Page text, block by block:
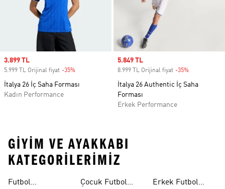
Sale price
3.899 TL
5.999 TL Orijinal fiyat -35%
İtalya 26 İç Saha Forması
Kadın Performance
Sale price
5.849 TL
8.999 TL Orijinal fiyat -35%
İtalya 26 Authentic İç Saha
Forması
Erkek Performance
GIYIM VE AYAKKABI
KATEGORILERIMIZ
Futbol
Çocuk Futbol
Erkek Futbol